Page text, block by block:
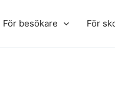
För besökare För